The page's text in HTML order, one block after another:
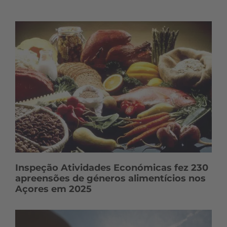
t
e
ú
d
s
Inspeção Atividades Económicas fez 230
apreensões de géneros alimentícios nos
Açores em 2025